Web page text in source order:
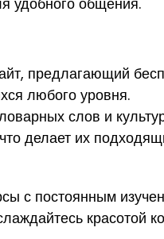
предлагающий
любого уровня.
слов и
делает их
с постоянным
красотой